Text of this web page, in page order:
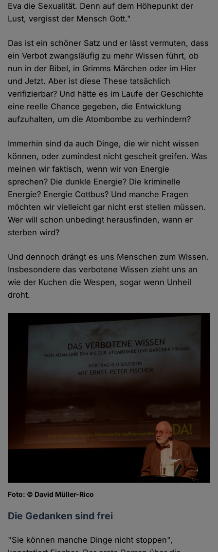
Eva die Sexualität. Denn auf dem Höhepunkt der
Lust, vergisst der Mensch Gott."
Das ist ein schöner Satz und er lässt vermuten, dass
ein Verbot zwangsläufig zu mehr Wissen führt, ob
nun in der Bibel, in Grimms Märchen oder im Hier
und Jetzt. Aber ist diese These tatsächlich
verifizierbar? Und hätte es im Laufe der Geschichte
eine reelle Chance gegeben, die Entwicklung
aufzuhalten, um die Atombombe zu verhindern?
Immerhin sind da auch Dinge, die wir nicht wissen
können, oder zumindest nicht gescheit greifen. Was
meinen wir faktisch, wenn wir von Energie
sprechen? Die dunkle Energie? Die kriminelle
Energie? Energie Cottbus? Und manche Fragen
möchten wir vielleicht gar nicht erst stellen müssen.
Wer will schon unbedingt herausfinden, wann er
sterben wird?
Und dennoch drängt es uns Menschen zum Wissen.
Insbesondere das verbotene Wissen zieht uns an
wie der Kuchen die Wespen, sogar wenn Unheil
droht.
Foto: © David Müller-Rico
Die Gedanken sind frei
"Sie können manche Dinge nicht stoppen",